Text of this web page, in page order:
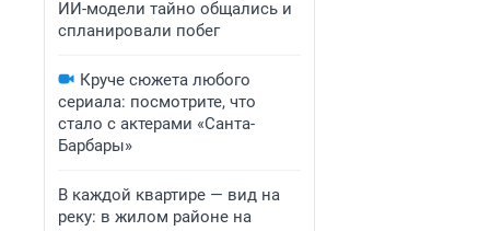
ИИ-модели тайно общались и
спланировали побег
Круче сюжета любого
сериала: посмотрите, что
стало с актерами «Санта-
Барбары»
В каждой квартире — вид на
реку: в жилом районе на